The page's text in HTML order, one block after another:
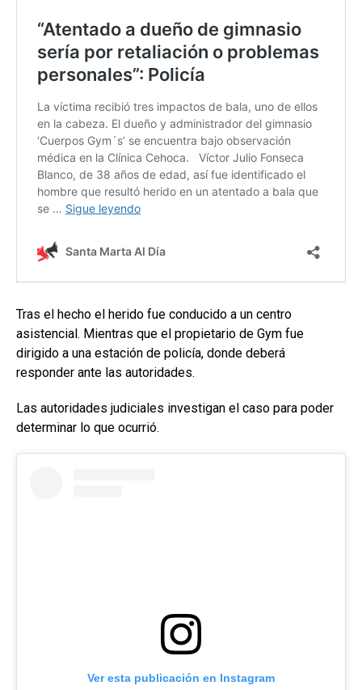
Tras el hecho el herido fue conducido a un centro
asistencial. Mientras que el propietario de Gym fue
dirigido a una estación de policía, donde deberá
responder ante las autoridades.
Las autoridades judiciales investigan el caso para poder
determinar lo que ocurrió.
Ver esta publicación en Instagram